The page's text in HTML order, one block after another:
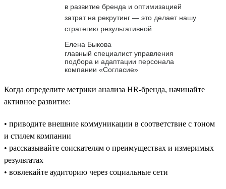
в развитие бренда и оптимизацией
затрат на рекрутинг — это делает нашу
стратегию результативной
Елена Быкова
главный специалист управления
подбора и адаптации персонала
компании «Согласие»
Когда определите метрики анализа HR-бренда, начинайте
активное развитие:
• приводите внешние коммуникации в соответствие с тоном
и стилем компании
• рассказывайте соискателям о преимуществах и измеримых
результатах
• вовлекайте аудиторию через социальные сети